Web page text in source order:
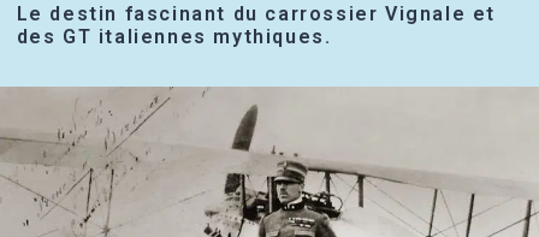
Le destin fascinant du carrossier Vignale et
des GT italiennes mythiques.